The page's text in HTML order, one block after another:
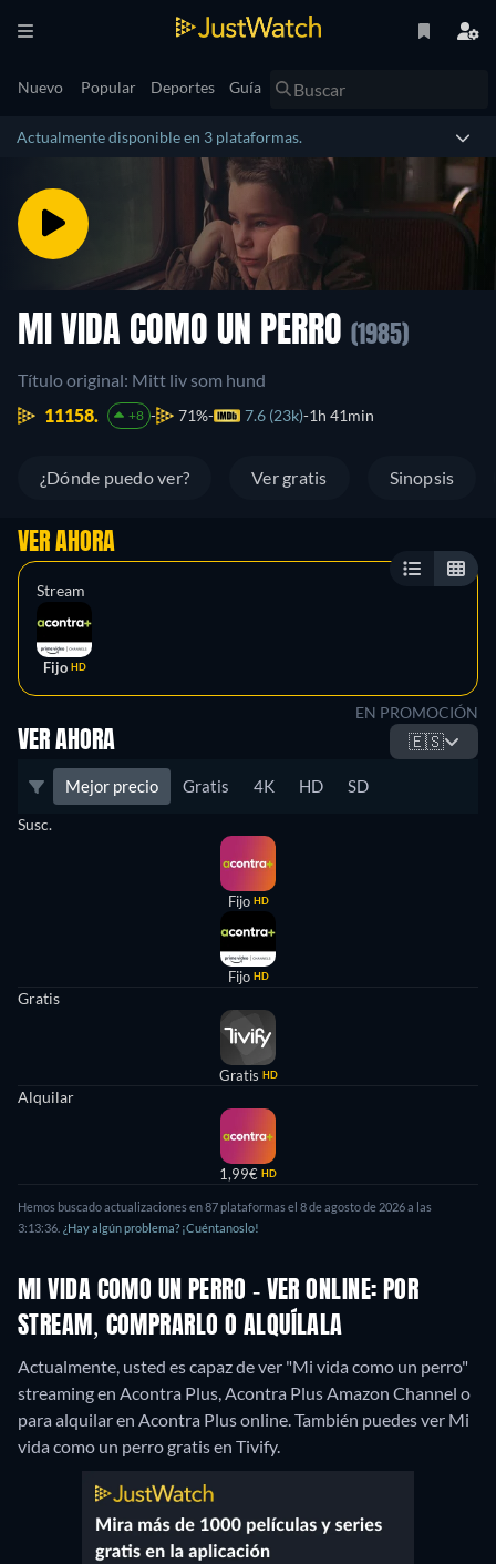
Nuevo Popular Deportes Guía
Actualmente disponible en 3 plataformas.
MI VIDA COMO UN PERRO (1985)
Título original: Mitt liv som hund
11158.
+8 71% 7.6 (23k) 1h 41min
¿Dónde puedo ver? Ver gratis Sinopsis
VER AHORA
Stream
Fijo HD
EN PROMOCIÓN
VER AHORA 🇪🇸
Mejor precio Gratis 4K HD SD
Susc.
Fijo HD
Fijo HD
Gratis
Gratis HD
Alquilar
1,99€ HD
Hemos buscado actualizaciones en 87 plataformas el 8 de agosto de 2026 a las
3:13:36. ¿Hay algún problema? ¡Cuéntanoslo!
MI VIDA COMO UN PERRO - VER ONLINE: POR
STREAM, COMPRARLO O ALQUÍLALA
Actualmente, usted es capaz de ver "Mi vida como un perro"
streaming en Acontra Plus, Acontra Plus Amazon Channel o
para alquilar en Acontra Plus online.También puedes ver Mi
vida como un perro gratis en Tivify.